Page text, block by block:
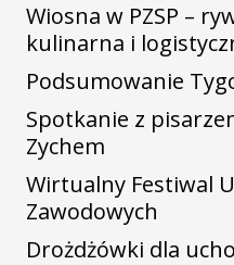
Wiosna w PZSP –
kulinarna i
Podsumowanie
Spotkanie z
Zychem
Wirtualny Festiwal
Zawodowych
Drożdżówki dla